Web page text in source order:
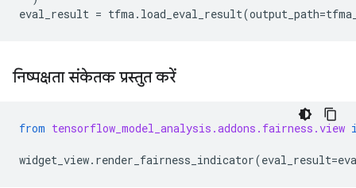
eval_result = tfma. load_eval_result(output_path=
निष्पक्षता संकेतक प्रस्तुत करें
from tensorflow_model_analysis.addons.fairness.view
widget_view. render_fairness_indicator(eval_result=